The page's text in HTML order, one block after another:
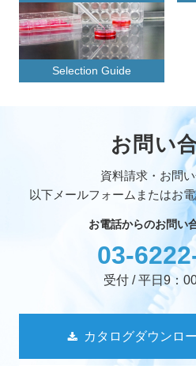
Selection Guide
お問い
資料請求・お問
以下メールフォームまたはお
お電話からのお問い
03-
受付 / 平日9：
カタログダウンロ